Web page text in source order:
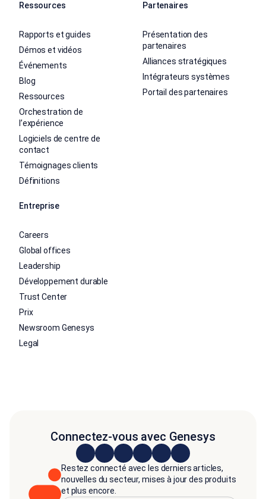
Ressources
Rapports et guides
Démos et vidéos
Événements
Blog
Ressources
Orchestration de
l’expérience
Logiciels de centre de
contact
Témoignages clients
Définitions
Partenaires
Présentation des
partenaires
Alliances stratégiques
Intégrateurs systèmes
Portail des partenaires
Entreprise
Careers
Global offices
Leadership
Développement durable
Trust Center
Prix
Newsroom Genesys
Legal
Connectez-vous avec Genesys
Restez connecté avec les derniers articles,
nouvelles du secteur, mises à jour des produits
et plus encore.